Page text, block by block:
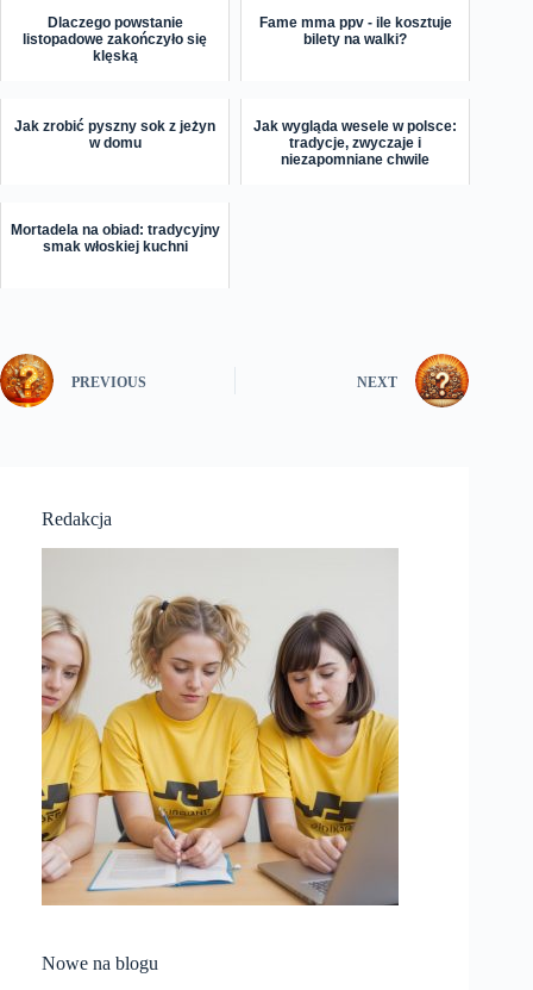
Dlaczego powstanie
listopadowe zakończyło się
klęską
Fame mma ppv - ile kosztuje
bilety na walki?
Jak zrobić pyszny sok z jeżyn
w domu
Jak wygląda wesele w polsce:
tradycje, zwyczaje i
niezapomniane chwile
Mortadela na obiad: tradycyjny
smak włoskiej kuchni
PREVIOUS NEXT
Redakcja
Nowe na blogu